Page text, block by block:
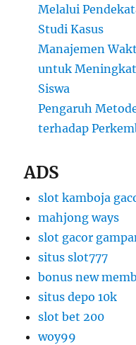
Melalui
Studi Kasus
Manajemen
untuk
Siswa
Pengaruh
terhadap
ADS
slot kamboja
mahjong ways
slot gacor
situs slot777
bonus new
situs depo 10k
slot bet 200
woy99